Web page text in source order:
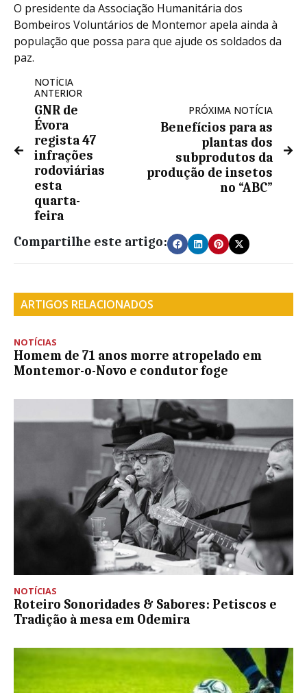
O presidente da Associação Humanitária dos
Bombeiros Voluntários de Montemor apela ainda à
população que possa para que ajude os soldados da
paz.
NOTÍCIA
ANTERIOR
GNR de
Évora
regista 47
infrações
rodoviárias
esta
quarta-
feira
PRÓXIMA NOTÍCIA
Benefícios para as
plantas dos
subprodutos da
produção de insetos
no “ABC”
Compartilhe este artigo:
ARTIGOS RELACIONADOS
NOTÍCIAS
Homem de 71 anos morre atropelado em
Montemor-o-Novo e condutor foge
NOTÍCIAS
Roteiro Sonoridades & Sabores: Petiscos e
Tradição à mesa em Odemira